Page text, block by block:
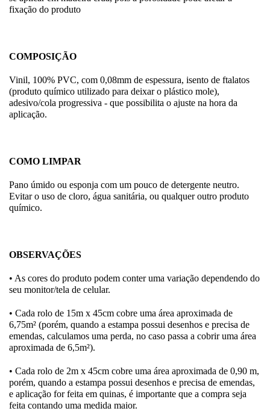
fixação do produto
COMPOSIÇÃO
Vinil, 100% PVC, com 0,08mm de espessura, isento de ftalatos
(produto químico utilizado para deixar o plástico mole),
adesivo/cola progressiva - que possibilita o ajuste na hora da
aplicação.
COMO LIMPAR
Pano úmido ou esponja com um pouco de detergente neutro.
Evitar o uso de cloro, água sanitária, ou qualquer outro produto
químico.
OBSERVAÇÕES
• As cores do produto podem conter uma variação dependendo do
seu monitor/tela de celular.
• Cada rolo de 15m x 45cm cobre uma área aproximada de
6,75m² (porém, quando a estampa possui desenhos e precisa de
emendas, calculamos uma perda, no caso passa a cobrir uma área
aproximada de 6,5m²).
• Cada rolo de 2m x 45cm cobre uma área aproximada de 0,90 m,
porém, quando a estampa possui desenhos e precisa de emendas,
e aplicação for feita em quinas, é importante que a compra seja
feita contando uma medida maior.